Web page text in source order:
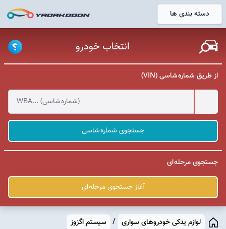
دسته بندی ها خانه
انتخاب خودرو
از طریق شماره شاسی (VIN)
جستجوی شماره شاسی
جستجوی مرحله ای
آغاز جستجوی مرحله ای
لوازم یدکی خودروهای سواری / سیستم اگزوز